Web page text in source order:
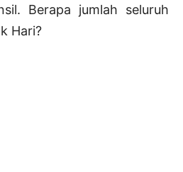
Berapa jumlah seluruh
Hari?